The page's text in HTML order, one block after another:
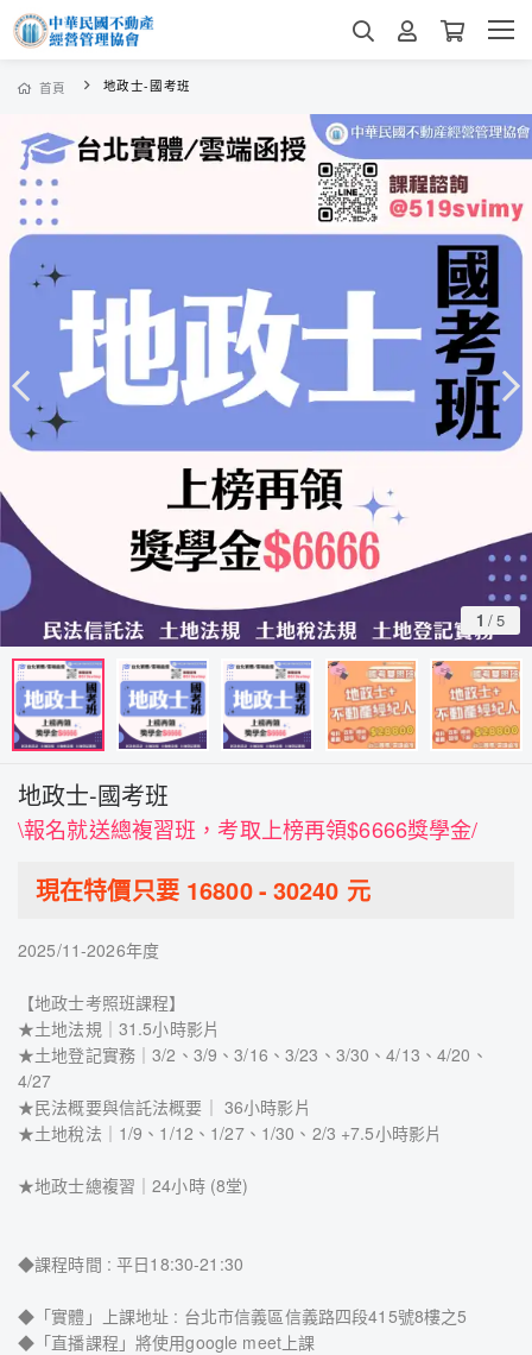
首頁 地政士-國考班
1 /5
地政士-國考班
\報名就送總複習班，考取上榜再領$6666獎學金/
現在特價只要 16800- 30240 元
2025/11-2026年度
【地政士考照班課程】
★土地法規｜31.5小時影片
★土地登記實務｜3/2、3/9、3/16、3/23、3/30、4/13、4/20、
4/27
★民法概要與信託法概要｜ 36小時影片
★土地稅法｜1/9、1/12、1/27、1/30、2/3 +7.5小時影片
★地政士總複習｜24小時 (8堂)
◆課程時間 : 平日18:30-21:30
◆「實體」上課地址 : 台北市信義區信義路四段415號8樓之5
◆「直播課程」將使用google meet上課